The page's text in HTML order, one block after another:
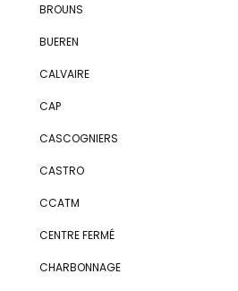
BROUNS
BUEREN
CALVAIRE
CAP
CASCOGNIERS
CASTRO
CCATM
CENTRE FERMÉ
CHARBONNAGE